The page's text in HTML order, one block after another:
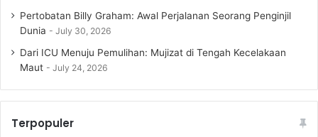
Pertobatan Billy Graham: Awal Perjalanan Seorang Penginjil
Dunia
July 30, 2026
Dari ICU Menuju Pemulihan: Mujizat di Tengah Kecelakaan
Maut
July 24, 2026
Terpopuler